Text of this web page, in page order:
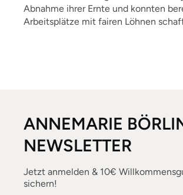
Abnahme ihrer Ernte und konnten
Arbeitsplätze mit fairen Löhnen
ANNEMARIE
NEWSLETTER
Jetzt anmelden & 10€
sichern!